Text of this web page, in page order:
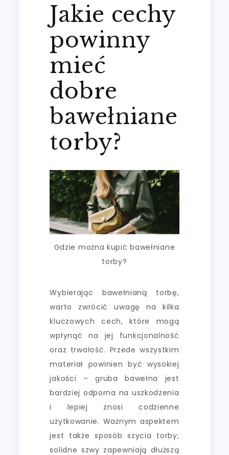
Jakie cechy
powinny
mieć
dobre
bawełniane
torby?
Gdzie można kupić bawełniane
torby?
Wybierając bawełnianą torbę,
warto zwrócić uwagę na kilka
kluczowych cech, które mogą
wpłynąć na jej funkcjonalność
oraz trwałość. Przede wszystkim
materiał powinien być wysokiej
jakości – gruba bawełna jest
bardziej odporna na uszkodzenia
i lepiej znosi codzienne
użytkowanie. Ważnym aspektem
jest także sposób szycia torby;
solidne szwy zapewniają dłuższą